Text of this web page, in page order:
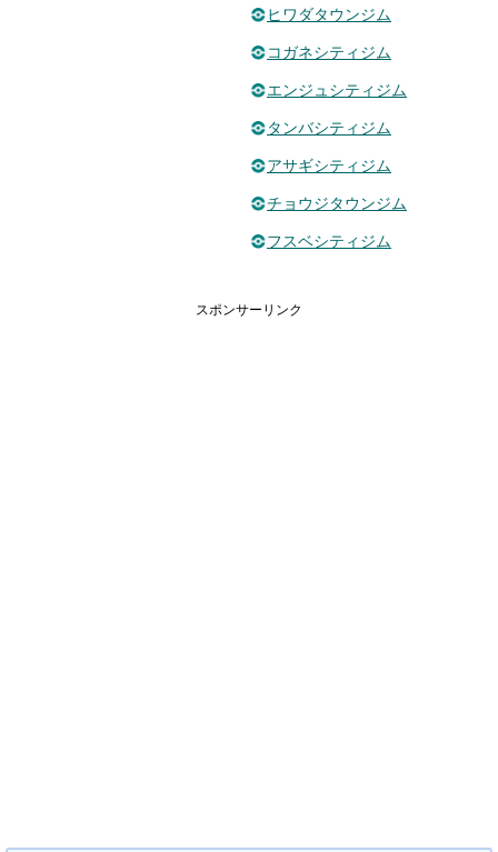
ヒワダタウンジム
コガネシティジム
エンジュシティジム
タンバシティジム
アサギシティジム
チョウジタウンジム
フスベシティジム
スポンサーリンク